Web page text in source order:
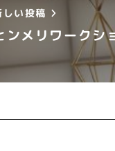
しい投稿
ンメリワークシ